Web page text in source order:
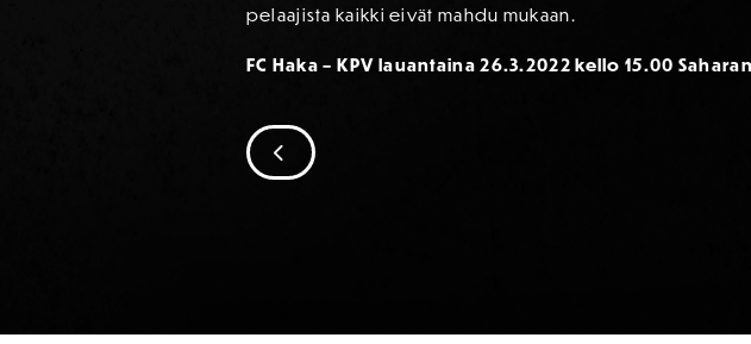
pelaajista kaikki eivät mahdu mukaan.
FC Haka – KPV lauantaina 26.3.2022 kello 15.00
SIIRRY EDELLISEEN